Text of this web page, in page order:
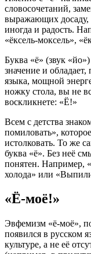
словосочетаний,
выражающих досаду,
иногда и радость.
«ёксель-моксель»,
Буква «ё» (звук
значение и
языка, мощной
ножку стола, вы не
воскликнете: «Ё!»
Всем с детства
помиловать»,
истолковать. То же
буква «ё». Без неё
понятен. Например,
холода» или
«Ё-моё!»
Эвфемизм «ё-моё»,
появился в русском
культуре, а не её